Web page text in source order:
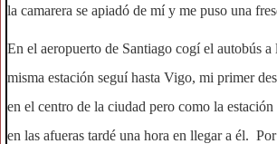
la camarera se apiadó de mí y me puso una
En el aeropuerto de Santiago cogí el autobús a
misma estación seguí hasta Vigo, mi primer
en el centro de la ciudad pero como la estación
en las afueras tardé una hora en llegar a él.